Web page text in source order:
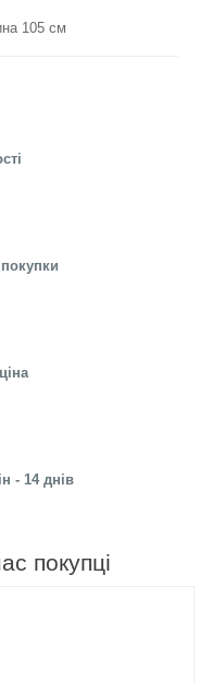
105 см
- 14 днів
покупці